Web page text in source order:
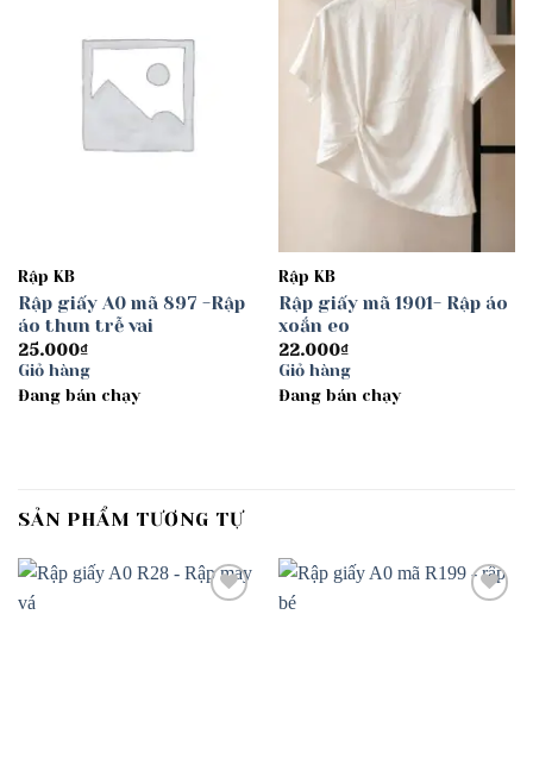
Rập KB
Rập giấy A0 mã 897 -Rập
áo thun trễ vai
25.000₫
Giỏ hàng
Đang bán chạy
wishlist
Rập KB
Rập giấy mã 1901- Rập áo
xoắn eo
22.000₫
Giỏ hàng
Đang bán chạy
SẢN PHẨM TƯƠNG TỰ